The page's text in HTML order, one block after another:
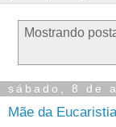
Mostrando
sábado, 8 de
Mãe da Eucaristia